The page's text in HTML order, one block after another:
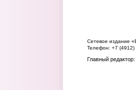
Сетевое издание
Телефон: +7 (4912)
Главный